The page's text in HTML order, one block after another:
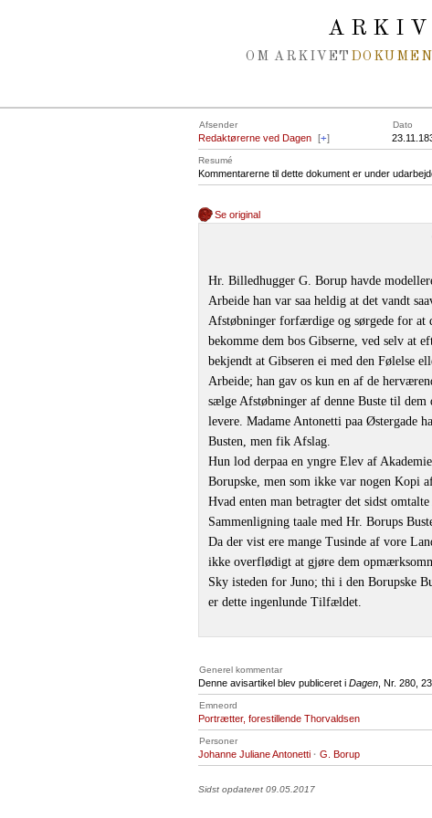
OM ARKIVET
Afsender Dato
Redaktørerne ved Dagen [+]
Resumé
Kommentarerne til dette dokument er under
Se original
Hr. Billedhugger G. Borup havde
Arbeide han var saa heldig at det vandt
Afstøbninger forfærdige og sørgede for at
bekomme dem bos Gibserne, ved selv at
bekjendt at Gibseren ei med den Følelse
Arbeide; han gav os kun en af de
sælge Afstøbninger af denne Buste til dem
levere. Madame Antonetti paa Østergade
Busten, men fik Afslag.
Hun lod derpaa en yngre Elev af
Borupske, men som ikke var nogen Kopi
Hvad enten man betragter det sidst
Sammenligning taale med Hr. Borups
Da der vist ere mange Tusinde af vore
ikke overflødigt at gjøre dem
Sky isteden for Juno; thi i den Borupske
er dette ingenlunde Tilfældet.
Generel kommentar
Denne avisartikel blev publiceret i Dagen , Nr. 280,
Emneord
Portrætter, forestillende Thorvaldsen
Personer
Johanne Juliane Antonetti · G. Borup
Sidst opdateret 09.05.2017